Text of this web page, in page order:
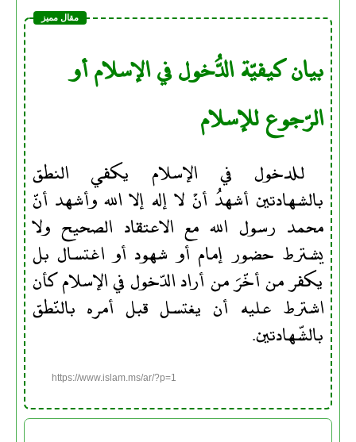
بيان كيفيّة الدُّخول في الإسلام أو
الرّجوع للإسلام
للدخول في الإسلام يكفي النطق
بالشهادتين أشهدُ أنْ لا إله إلا الله وأشهد أنّ
محمد رسول الله مع الاعتقاد الصحيح ولا
يشترط حضور إمام أو شهود أو اغتسال بل
يكفر من أخّرَ من أراد الدّخول في الإسلام كأن
اشترط عليه أن يغتسل قبل أمره بالنّطق
بالشّهادتين.
https://www.islam.ms/ar/?p=1